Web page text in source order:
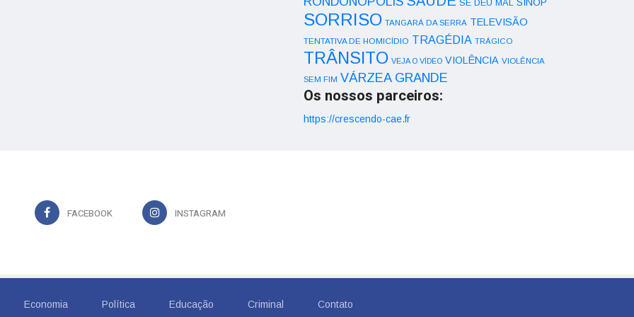
SE DEU MAL
SORRISO TANGARÁ DA SERRA TELEVISÃO
TENTATIVA DE HOMICÍDIO TRAGÉDIA TRÁGICO
TRÂNSITO VEJA O VÍDEO VIOLÊNCIA VIOLÊNCIA
SEM FIM VÁRZEA GRANDE
Os nossos parceiros:
https://crescendo-cae.fr
FACEBOOK INSTAGRAM
Economia Política Educação Criminal Contato